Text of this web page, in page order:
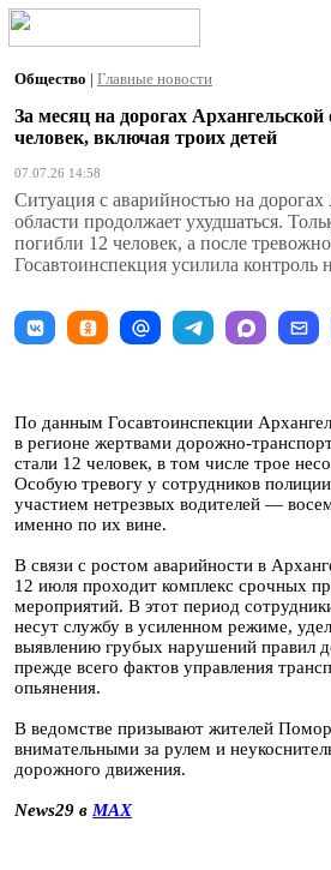
Общество | Главные новости
За месяц на дорогах Архангельской
человек, включая троих детей
07.07.26 14:58
Ситуация с аварийностью на дорогах
области продолжает ухудшаться.
погибли 12 человек, а после
Госавтоинспекция усилила контроль
По данным Госавтоинспекции
в регионе жертвами дорожно-
стали 12 человек, в том числе трое
Особую тревогу у сотрудников
участием нетрезвых водителей —
именно по их вине.
В связи с ростом аварийности в
12 июля проходит комплекс срочных
мероприятий. В этот период
несут службу в усиленном режиме,
выявлению грубых нарушений правил
прежде всего фактов управления
опьянения.
В ведомстве призывают жителей
внимательными за рулем и
дорожного движения.
News29 в MAX